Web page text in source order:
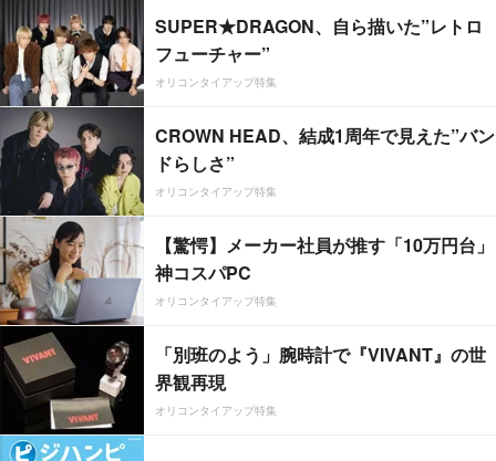
SUPER★DRAGON、自ら描いた”レトロ
フューチャー”
オリコンタイアップ特集
CROWN HEAD、結成1周年で見えた”バン
ドらしさ”
オリコンタイアップ特集
【驚愕】メーカー社員が推す「10万円台」
神コスパPC
オリコンタイアップ特集
「別班のよう」腕時計で『VIVANT』の世
界観再現
オリコンタイアップ特集